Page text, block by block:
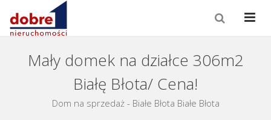
Mały domek na działce 306m2
Białę Błota/ Cena!
Dom na sprzedaż - Białe Błota Białe Błota